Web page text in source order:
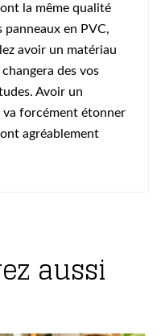
la même qualité
en PVC,
avoir un matériau
des vos
Avoir un
va forcément étonner
agréablement
aussi